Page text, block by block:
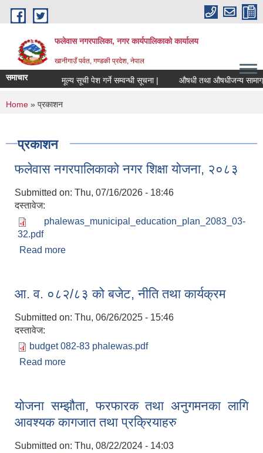
Skip to main content
फलेवास नगरपालिका, नगर कार्यपालिकाको कार्यालय
खानीगाउँ पर्वत, गण्डकी प्रदेश, नेपाल
समाचार मूल्य सूची पेश गर्ने सम्वन्धी सूचना | औषधी तथा औषधीजन्य
You are here
Home » प्रकाशन
प्रकाशन
फलेवास नगरपालिकाको नगर शिक्षा योजना, २०८३
Submitted on: Thu, 07/16/2026 - 18:46
दस्तावेज:
phalewas_municipal_education_plan_2083_03-
32.pdf
Read more
आ. व. ०८२/८३ को बजेट, नीति तथा कार्यक्रम
Submitted on: Thu, 06/26/2025 - 15:46
दस्तावेज:
budget 082-83 phalewas.pdf
Read more
योजना सम्झौता, फरफारक तथा अनुगमनका लागि
आवश्यक कागजात तथा प्रक्रियाहरु
Submitted on: Thu, 08/22/2024 - 14:03